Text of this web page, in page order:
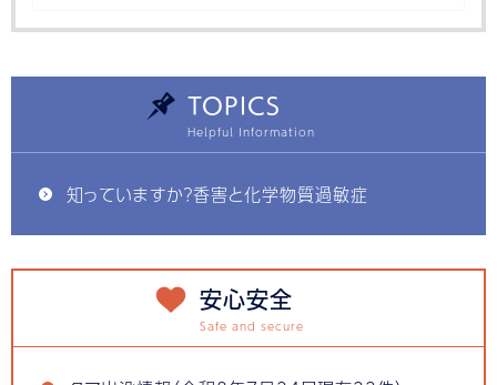
TOPICS
知っていますか？香害と化学物質過敏症
安心安全